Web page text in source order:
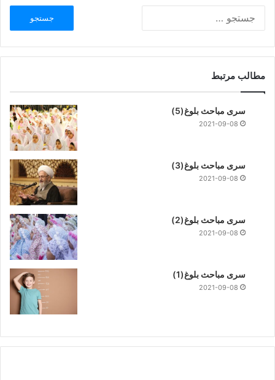
مطالب مرتبط
سری مباحث بلوغ(5)
2021-09-08
سری مباحث بلوغ(3)
2021-09-08
سری مباحث بلوغ(2)
2021-09-08
سری مباحث بلوغ(1)
2021-09-08